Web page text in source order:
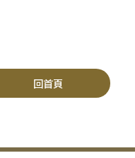
回首頁